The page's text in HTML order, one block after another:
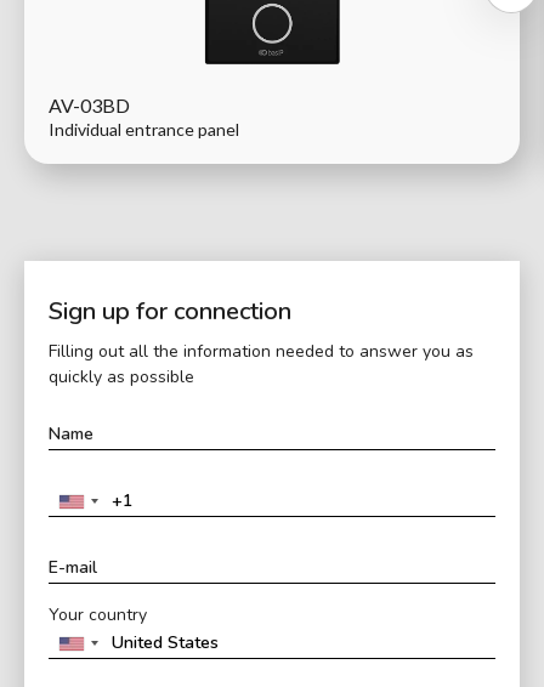
AV-03BD
Individual entrance panel
Sign up for connection
Filling out all the information needed to answer you as
quickly as possible
Your country